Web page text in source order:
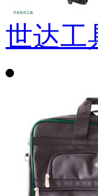
世达工